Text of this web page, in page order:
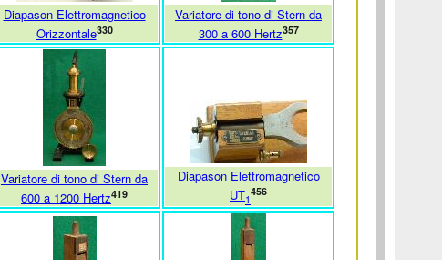
Diapason Elettromagnetico
Orizzontale330
Variatore di tono di Stern da
300 a 600 Hertz357
Variatore di tono di Stern da
600 a 1200 Hertz419
Diapason Elettromagnetico
UT1
456